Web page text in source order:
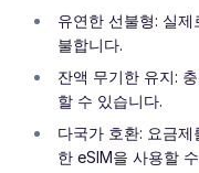
유연한 선불형: 실
불합니다.
잔액 무기한 유지:
할 수 있습니다.
다국가 호환: 요금
한 eSIM을 사용할